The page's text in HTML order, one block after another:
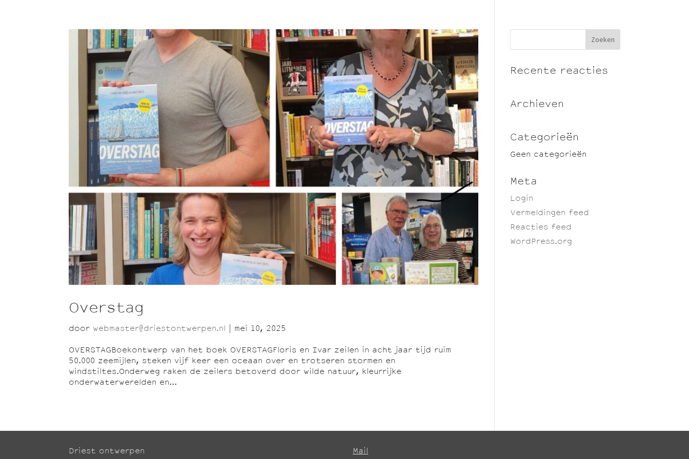
Overstag
door webmaster@driestontwerpen.nl mei 10, 2025
OVERSTAGBoekontwerp van het boek OVERSTAGFloris en Ivar zeilen in acht jaar tijd ruim
50.000 zeemijlen, steken vijf keer een oceaan over en trotseren stormen en
windstiltes.Onderweg raken de zeilers betoverd door wilde natuur, kleurrijke
onderwaterwerelden en...
Recente reacties
Archieven
Categorieën
Geen categorieën
Meta
Login
Vermeldingen feed
Reacties feed
WordPress.org
Driest ontwerpen Mail